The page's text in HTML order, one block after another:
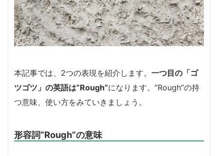
本記事では、2つの表現を紹介します。 一つ目の「ゴ
ツゴツ」の英語は”Rough”になります。”Rough”の持
つ意味、使い方をみていきましょう。
形容詞“Rough”の意味